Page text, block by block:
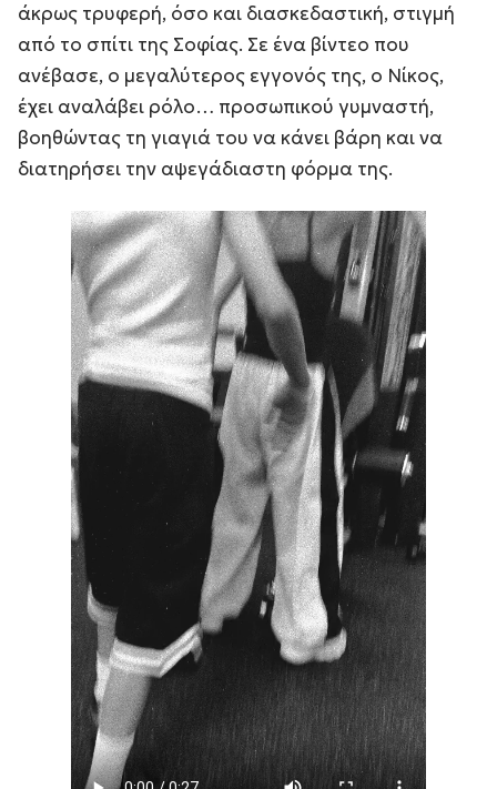
άκρως τρυφερή, όσο και διασκεδαστική, στιγμή
από το σπίτι της Σοφίας. Σε ένα βίντεο που
ανέβασε, ο μεγαλύτερος εγγονός της, ο Νίκος,
έχει αναλάβει ρόλο… προσωπικού γυμναστή,
βοηθώντας τη γιαγιά του να κάνει βάρη και να
διατηρήσει την αψεγάδιαστη φόρμα της.